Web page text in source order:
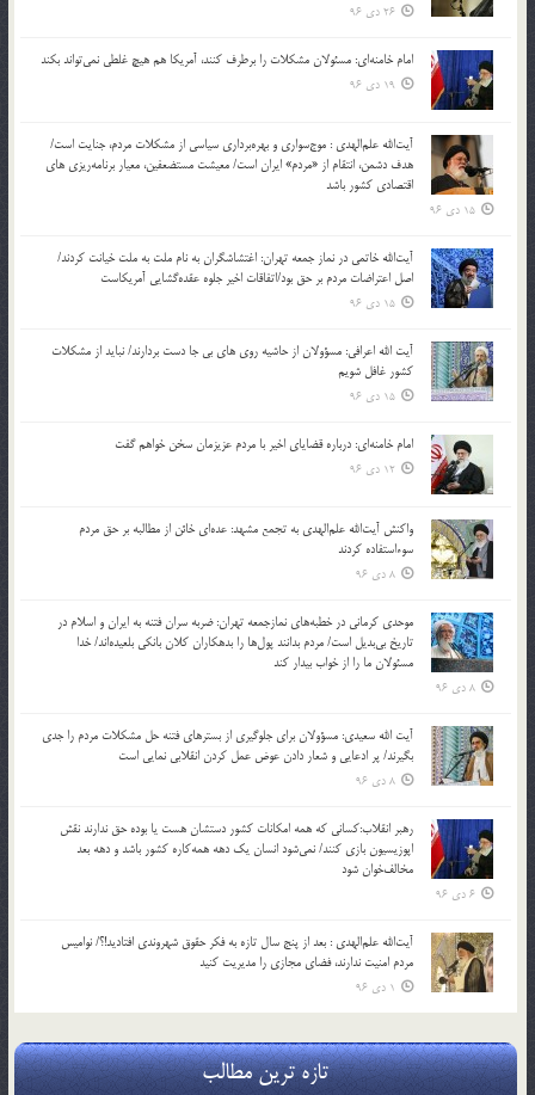
26 دی 96
امام خامنه‌ای: مسئولان مشکلات را برطرف کنند، آمریکا هم هیچ غلطی نمی‌تواند بکند
19 دی 96
آیت‌الله علم‌الهدی : موج‌سواری و بهره‌برداری سیاسی از مشکلات مردم، جنایت است/
هدف دشمن، انتقام از «مردم» ایران است/ معیشت مستضعفین، معیار برنامه‌ریزی های
اقتصادی کشور باشد
15 دی 96
آیت‌الله خاتمی در نماز جمعه تهران: اغتشاشگران به نام ملت به ملت خیانت کردند/
اصل اعتراضات مردم بر حق بود/اتفاقات اخیر جلوه عقده‌گشایی آمریکاست
15 دی 96
آیت الله اعرافی: مسؤولان از حاشیه روی های بی جا دست بردارند/ نباید از مشکلات
کشور غافل شویم
15 دی 96
امام خامنه‌ای: درباره قضایای اخیر با مردم عزیزمان سخن خواهم گفت
12 دی 96
واکنش آیت‌الله علم‌الهدی به تجمع مشهد: عده‌ای خائن از مطالبه بر حق مردم
سوءاستفاده کردند
8 دی 96
موحدی کرمانی در خطبه‌های نمازجمعه تهران: ضربه‌ سران فتنه به ایران و اسلام در
تاریخ بی‌بدیل است/ مردم بدانند پول‌ها را بدهکاران کلان بانکی بلعیده‌اند/ خدا
مسئولان ما را از خواب بیدار کند
8 دی 96
آیت الله سعیدی: مسؤولان برای جلوگیری از بسترهای فتنه حل مشکلات مردم را جدی
بگیرند/ پر ادعایی و شعار دادن عوض عمل کردن انقلابی نمایی است
8 دی 96
رهبر انقلاب:کسانی که همه امکانات کشور دستشان هست یا بوده حق ندارند نقش
اپوزیسیون بازی کنند/ نمی‌شود انسان یک‌ دهه همه‌کاره کشور باشد و دهه بعد
مخالف‌خوان شود
6 دی 96
آیت‌الله علم‌الهدی : بعد از پنج سال تازه به فکر حقوق شهروندی افتادید!؟/ نوامیس
مردم امنیت ندارند، فضای مجازی را مدیریت کنید
1 دی 96
تازه ترین مطالب